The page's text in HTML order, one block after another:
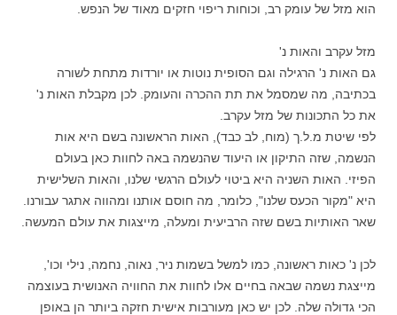
הוא מזל של עומק רב, וכוחות ריפוי חזקים מאוד של הנפש.
מזל עקרב והאות נ'
גם האות נ' הרגילה וגם הסופית נוטות או יורדות מתחת לשורה
בכתיבה, מה שמסמל את תת ההכרה והעומק. לכן מקבלת האות נ'
את כל התכונות של מזל עקרב.
לפי שיטת מ.ל.ך (מוח, לב כבד), האות הראשונה בשם היא אות
הנשמה, שזה התיקון או היעוד שהנשמה באה לחוות כאן בעולם
הפיזי. האות השניה היא ביטוי לעולם הרגשי שלנו, והאות השלישית
היא "מקור הכעס שלנו", כלומר, מה חוסם אותנו ומהווה אתגר עבורנו.
שאר האותיות בשם שזה הרביעית ומעלה, מייצגות את עולם המעשה.
לכן נ' כאות ראשונה, כמו למשל בשמות ניר, נאוה, נחמה, נילי וכו',
מייצגת נשמה שבאה בחיים אלו לחוות את החוויה האנושית בעוצמה
הכי גדולה שלה. לכן יש כאן מעורבות אישית חזקה ביותר הן באופן